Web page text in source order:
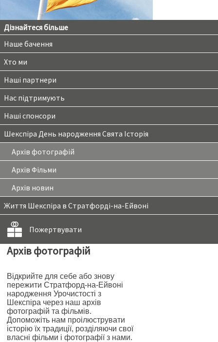
Дізнайтеся більше
Наше бачення
Хто ми
Наші партнери
Нас підтримують
Наші спонсори
Шекспіра День народження Свята Історія
Архів фотографій
Архів Фільми
Архів новин
Життя Шекспіра в Стратфорді-на-Ейвоні
Пожертвувати
Архів фотографій
Відкрийте для себе або знову
пережити Стратфорд-на-Ейвоні
народження Урочистості з
Шекспіра через наш архів
фотографій та фільмів.
Допоможіть нам проілюструвати
історію їх традиції, розділяючи свої
власні фільми і фотографії з нами.